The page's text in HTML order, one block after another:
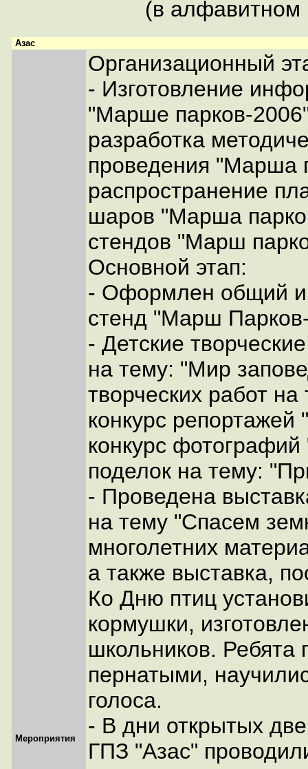
(в алфавитном
Азас
Мероприятия
Организационный
- Изготовление
"Марше парков-
разработка
проведения "Марша
распространение
шаров "Марша
стендов "Марш
Основной этап:
- Оформлен общий
стенд "Марш
- Детские
на тему: "Мир
творческих работ
конкурс
конкурс
поделок на тему:
- Проведена
на тему "Спасем
многолетних
а также выставка,
Ко Дню птиц
кормушки,
школьников. Ребята
пернатыми,
голоса.
- В дни открытых
ГПЗ "Азас"